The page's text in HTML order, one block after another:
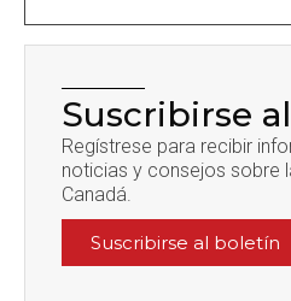
Suscribirse
Regístrese para recibir
noticias y consejos sobre
Canadá.
Suscribirse al boletín